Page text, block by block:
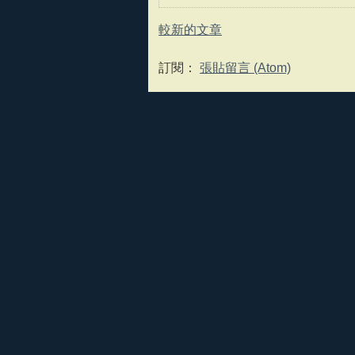
較新的文章
訂閱： 張貼留言 (Atom)